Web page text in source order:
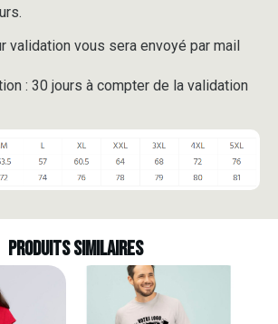
validation vous sera envoyé par mail
: 30 jours à compter de la validation
Produits similaires